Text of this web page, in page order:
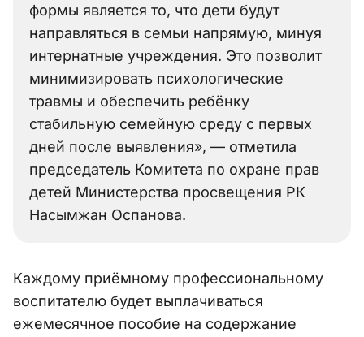
формы является то, что дети будут
направляться в семьи напрямую, минуя
интернатные учреждения. Это позволит
минимизировать психологические
травмы и обеспечить ребёнку
стабильную семейную среду с первых
дней после выявления», — отметила
председатель Комитета по охране прав
детей Министерства просвещения РК
Насымжан Оспанова.
Каждому приёмному профессиональному
воспитателю будет выплачиваться
ежемесячное пособие на содержание